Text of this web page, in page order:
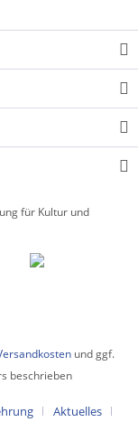
für Kultur und
und ggf.
beschrieben
Aktuelles